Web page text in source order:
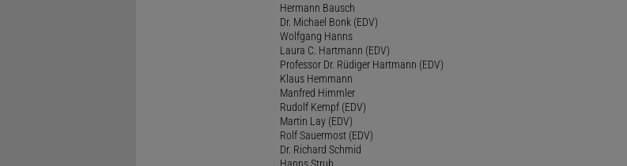
Hermann Bausch
Dr. Michael Bonk (EDV)
Wolfgang Hanns
Laura C. Hartmann (EDV)
Professor Dr. Rüdiger Hartmann (EDV)
Klaus Hemmann
Manfred Himmler
Rudolf Kempf (EDV)
Martin Lay (EDV)
Rolf Sauermost (EDV)
Dr. Richard Schmid